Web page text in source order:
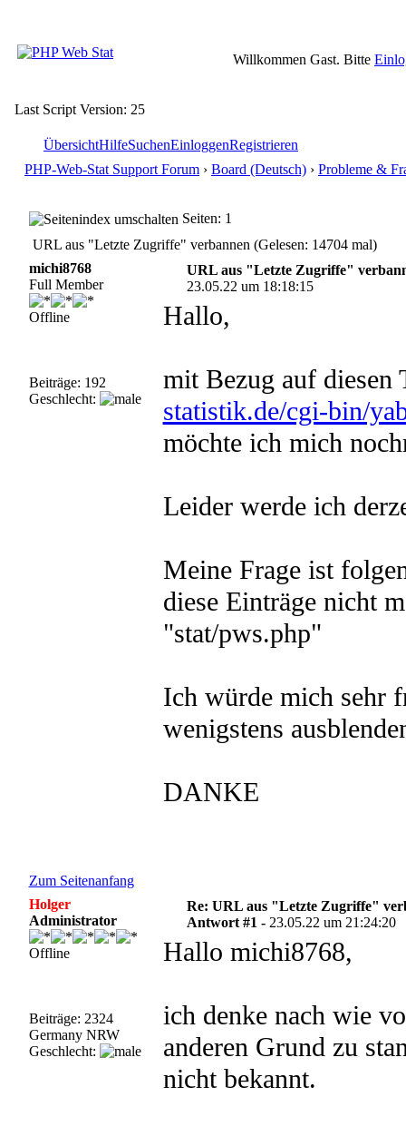
Willkommen Gast. Bitte
Last Script Version: 25
ÜbersichtHilfeSuchenEinloggenRegistrieren
PHP-Web-Stat Support Forum › Board (Deutsch) › Probleme &
Seiten: 1
URL aus "Letzte Zugriffe" verbannen (Gelesen: 14704 mal)
michi8768
Full Member
Offline
Beiträge: 192
Geschlecht:
URL aus "Letzte Zugriffe"
23.05.22 um 18:18:15
Hallo,
mit Bezug auf diesen
statistik.de/cgi-bin/
möchte ich mich
Leider werde ich
Meine Frage ist
diese Einträge nicht
"stat/pws.php"
Ich würde mich sehr
wenigstens
DANKE
Zum Seitenanfang
Holger
Administrator
Offline
Beiträge: 2324
Germany NRW
Geschlecht:
Re: URL aus "Letzte Zugriffe"
Antwort #1 - 23.05.22 um 21:24:20
Hallo michi8768,
ich denke nach wie
anderen Grund zu
nicht bekannt.